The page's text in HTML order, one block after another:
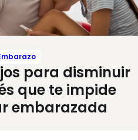
para disminuir
que te impide
embarazada